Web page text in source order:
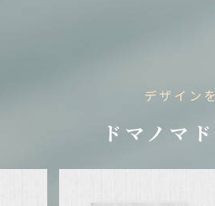
デザイン
ドマノマ